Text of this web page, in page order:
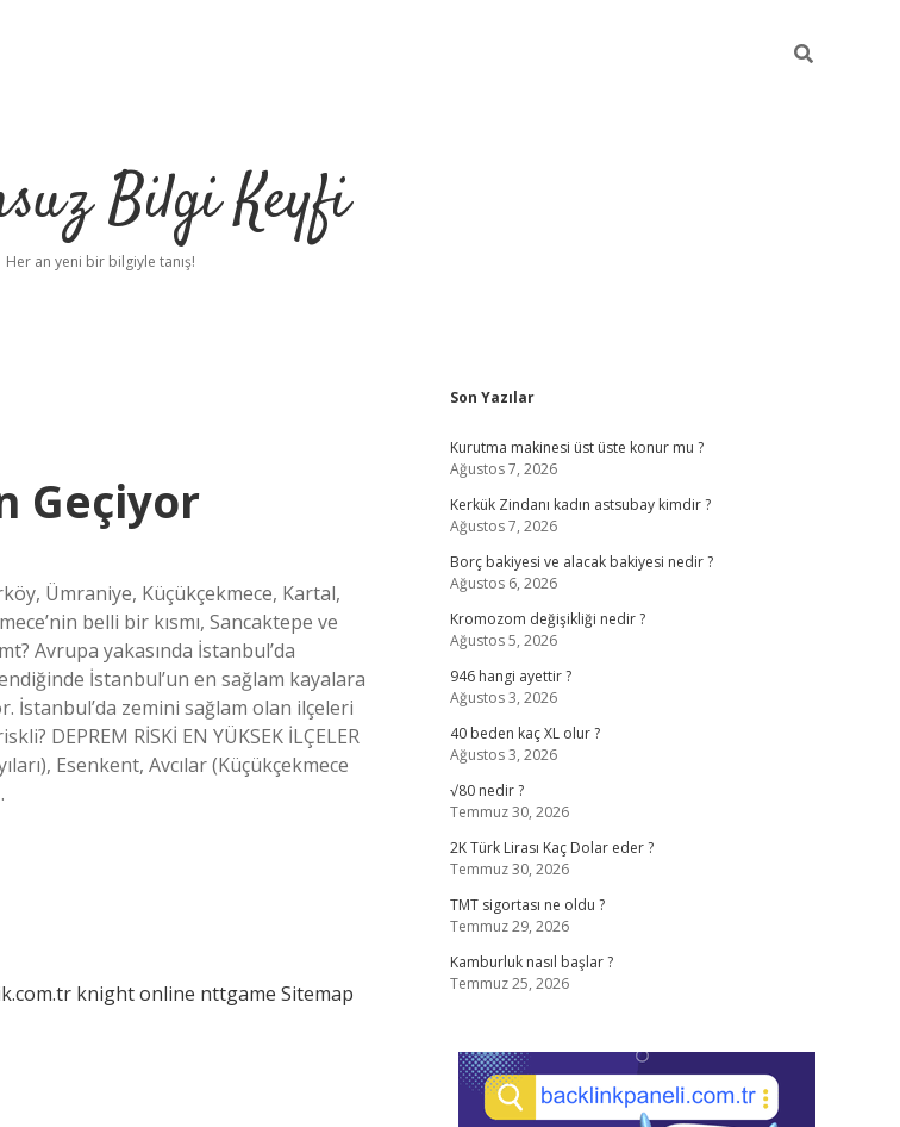
Bilgi Keyfi
Her an yeni bir bilgiyle tanış!
Geçiyor
Ümraniye, Küçükçekmece, Kartal,
belli bir kısmı, Sancaktepe ve
Avrupa yakasında İstanbul’da
İstanbul’un en sağlam kayalara
İstanbul’da zemini sağlam olan ilçeleri
DEPREM RİSKİ EN YÜKSEK İLÇELER
Esenkent, Avcılar (Küçükçekmece
knight online nttgame Sitemap
Sidebar
Son Yazılar
Kurutma makinesi üst üste konur mu ?
Ağustos 7, 2026
Kerkük Zindanı kadın astsubay kimdir ?
Ağustos 7, 2026
Borç bakiyesi ve alacak bakiyesi nedir ?
Ağustos 6, 2026
Kromozom değişikliği nedir ?
Ağustos 5, 2026
946 hangi ayettir ?
Ağustos 3, 2026
40 beden kaç XL olur ?
Ağustos 3, 2026
√80 nedir ?
Temmuz 30, 2026
2K Türk Lirası Kaç Dolar eder ?
Temmuz 30, 2026
TMT sigortası ne oldu ?
Temmuz 29, 2026
Kamburluk nasıl başlar ?
Temmuz 25, 2026